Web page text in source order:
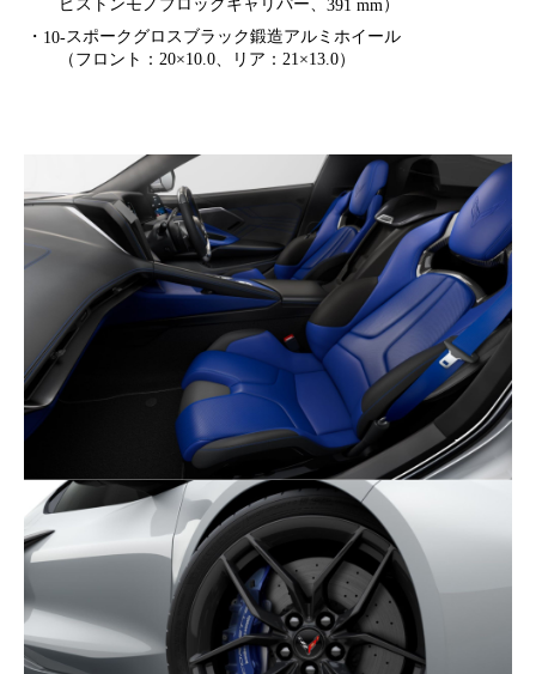
ピストンモノブロックキャリパー、 391 mm ）
・ 10-スポークグロスブラック鍛造アルミホイール
（フロント：20×10.0、リア：21×13.0）